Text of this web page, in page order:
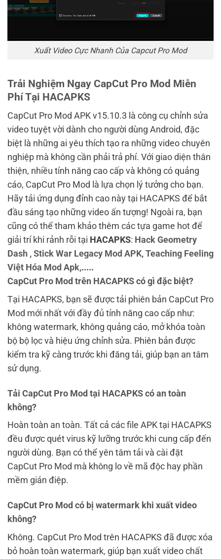
Xuất Video Cực Nhanh Của Capcut Pro Mod
Trải Nghiệm Ngay CapCut Pro Mod Miễn
Phí Tại HACAPKS
CapCut Pro Mod APK v15.10.3 là công cụ chỉnh sửa
video tuyệt vời dành cho người dùng Android, đặc
biệt là những ai yêu thích tạo ra những video chuyên
nghiệp mà không cần phải trả phí. Với giao diện thân
thiện, nhiều tính năng cao cấp và không có quảng
cáo, CapCut Pro Mod là lựa chọn lý tưởng cho bạn.
Hãy tải ứng dụng đỉnh cao này tại HACAPKS để bắt
đầu sáng tạo những video ấn tượng! Ngoài ra, bạn
cũng có thể tham khảo thêm các tựa game hot để
giải trí khi rảnh rỗi tại HACAPKS: Hack Geometry
Dash , Stick War Legacy Mod APK, Teaching Feeling
Việt Hóa Mod Apk,.....
CapCut Pro Mod trên HACAPKS có gì đặc biệt?
Tại HACAPKS, bạn sẽ được tải phiên bản CapCut Pro
Mod mới nhất với đầy đủ tính năng cao cấp như:
không watermark, không quảng cáo, mở khóa toàn
bộ bộ lọc và hiệu ứng chỉnh sửa. Phiên bản được
kiểm tra kỹ càng trước khi đăng tải, giúp bạn an tâm
sử dụng.
Tải CapCut Pro Mod tại HACAPKS có an toàn
không?
Hoàn toàn an toàn. Tất cả các file APK tại HACAPKS
đều được quét virus kỹ lưỡng trước khi cung cấp đến
người dùng. Bạn có thể yên tâm tải và cài đặt
CapCut Pro Mod mà không lo về mã độc hay phần
mềm gián điệp.
CapCut Pro Mod có bị watermark khi xuất video
không?
Không. CapCut Pro Mod trên HACAPKS đã được xóa
bỏ hoàn toàn watermark, giúp bạn xuất video chất